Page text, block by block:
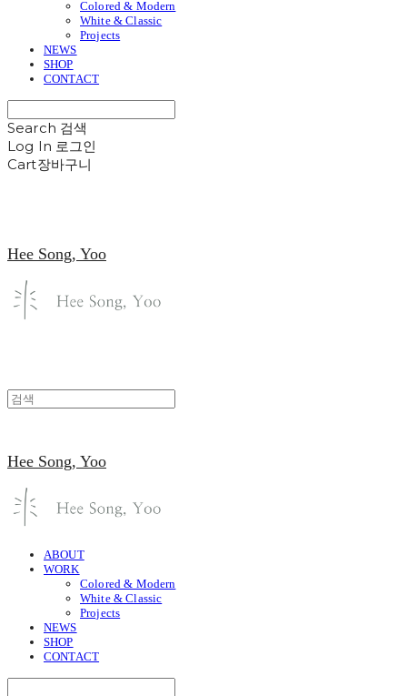
Colored & Modern
White & Classic
Projects
NEWS
SHOP
CONTACT
Search 검색
Log In 로그인
Cart장바구니
Hee Song, Yoo
Hee Song, Yoo
ABOUT
WORK
Colored & Modern
White & Classic
Projects
NEWS
SHOP
CONTACT